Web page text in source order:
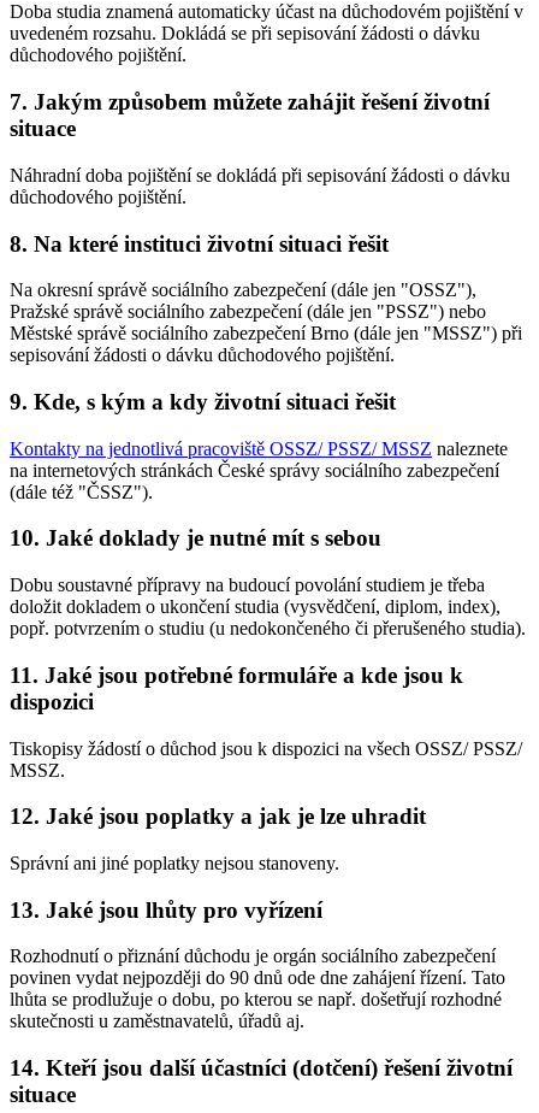
Doba studia znamená automaticky účast na důchodovém pojištění v
uvedeném rozsahu. Dokládá se při sepisování žádosti o dávku
důchodového pojištění.
7. Jakým způsobem můžete zahájit řešení životní
situace
Náhradní doba pojištění se dokládá při sepisování žádosti o dávku
důchodového pojištění.
8. Na které instituci životní situaci řešit
Na okresní správě sociálního zabezpečení (dále jen "OSSZ"),
Pražské správě sociálního zabezpečení (dále jen "PSSZ") nebo
Městské správě sociálního zabezpečení Brno (dále jen "MSSZ") při
sepisování žádosti o dávku důchodového pojištění.
9. Kde, s kým a kdy životní situaci řešit
Kontakty na jednotlivá pracoviště OSSZ/ PSSZ/ MSSZ naleznete
na internetových stránkách České správy sociálního zabezpečení
(dále též "ČSSZ").
10. Jaké doklady je nutné mít s sebou
Dobu soustavné přípravy na budoucí povolání studiem je třeba
doložit dokladem o ukončení studia (vysvědčení, diplom, index),
popř. potvrzením o studiu (u nedokončeného či přerušeného studia).
11. Jaké jsou potřebné formuláře a kde jsou k
dispozici
Tiskopisy žádostí o důchod jsou k dispozici na všech OSSZ/ PSSZ/
MSSZ.
12. Jaké jsou poplatky a jak je lze uhradit
Správní ani jiné poplatky nejsou stanoveny.
13. Jaké jsou lhůty pro vyřízení
Rozhodnutí o přiznání důchodu je orgán sociálního zabezpečení
povinen vydat nejpozději do 90 dnů ode dne zahájení řízení. Tato
lhůta se prodlužuje o dobu, po kterou se např. došetřují rozhodné
skutečnosti u zaměstnavatelů, úřadů aj.
14. Kteří jsou další účastníci (dotčení) řešení životní
situace